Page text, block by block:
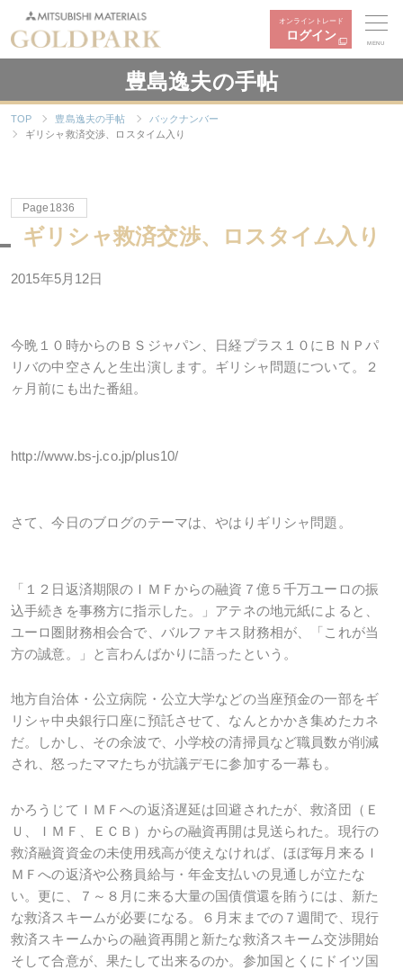
オンライントレード
ログイン
MENU
豊島逸夫の手帖
TOP 豊島逸夫の手帖
バックナンバー
ギリシャ救済交渉、ロスタイム入り
Page1836
ギリシャ救済交渉、ロスタイム入り
2015年5月12日
今晩１０時からのＢＳジャパン、日経プラス１０にＢＮＰパ
リバの中空さんと生出演します。ギリシャ問題について。２
ヶ月前にも出た番組。
http://www.bs-j.co.jp/plus10/
さて、今日のブログのテーマは、やはりギリシャ問題。
「１２日返済期限のＩＭＦからの融資７億５千万ユーロの振
込手続きを事務方に指示した。」アテネの地元紙によると、
ユーロ圏財務相会合で、バルファキス財務相が、「これが当
方の誠意。」と言わんばかりに語ったという。
地方自治体・公立病院・公立大学などの当座預金の一部をギ
リシャ中央銀行口座に預託させて、なんとかかき集めたカネ
だ。しかし、その余波で、小学校の清掃員など職員数が削減
され、怒ったママたちが抗議デモに参加する一幕も。
かろうじてＩＭＦへの返済遅延は回避されたが、救済団（Ｅ
Ｕ、ＩＭＦ、ＥＣＢ）からの融資再開は見送られた。現行の
救済融資資金の未使用残高が使えなければ、ほぼ毎月来るＩ
ＭＦへの返済や公務員給与・年金支払いの見通しが立たな
い。更に、７～８月に来る大量の国債償還を賄うには、新た
な救済スキームが必要になる。６月末までの７週間で、現行
救済スキームからの融資再開と新たな救済スキーム交渉開始
そして合意が、果たして出来るのか。参加国とくにドイツ国